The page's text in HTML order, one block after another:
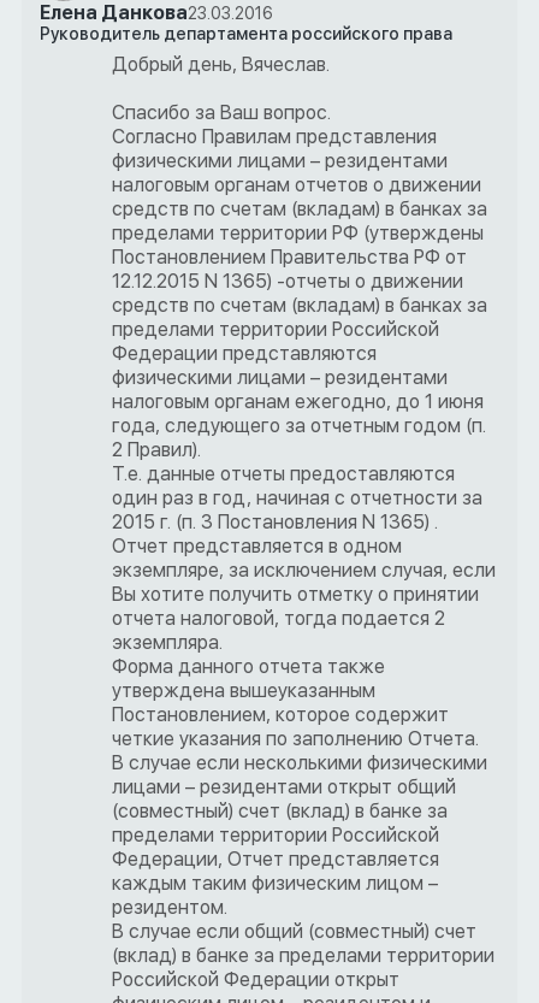
Елена Данкова23.03.2016
Руководитель департамента российского права
Добрый день, Вячеслав.
Спасибо за Ваш вопрос.
Согласно Правилам представления
физическими лицами – резидентами
налоговым органам отчетов о движении
средств по счетам (вкладам) в банках за
пределами территории РФ (утверждены
Постановлением Правительства РФ от
12.12.2015 N 1365) -отчеты о движении
средств по счетам (вкладам) в банках за
пределами территории Российской
Федерации представляются
физическими лицами – резидентами
налоговым органам ежегодно, до 1 июня
года, следующего за отчетным годом (п.
2 Правил).
Т.е. данные отчеты предоставляются
один раз в год, начиная с отчетности за
2015 г. (п. 3 Постановления N 1365) .
Отчет представляется в одном
экземпляре, за исключением случая, если
Вы хотите получить отметку о принятии
отчета налоговой, тогда подается 2
экземпляра.
Форма данного отчета также
утверждена вышеуказанным
Постановлением, которое содержит
четкие указания по заполнению Отчета.
В случае если несколькими физическими
лицами – резидентами открыт общий
(совместный) счет (вклад) в банке за
пределами территории Российской
Федерации, Отчет представляется
каждым таким физическим лицом –
резидентом.
В случае если общий (совместный) счет
(вклад) в банке за пределами территории
Российской Федерации открыт